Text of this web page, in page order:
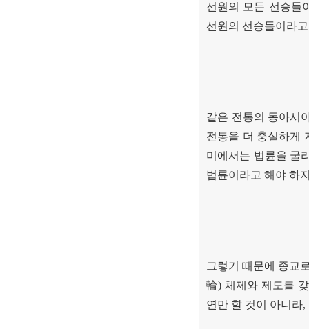
선원의 모든 선승들
선원의 선승들이라
같은 전통의 동아시
전통을 더 충실하게
미에서는 법륜을 굴
법륜이라고 해야 하
그렇기 때문에 종교
輪) 체제와 제도를
연만 할 것이 아니라,